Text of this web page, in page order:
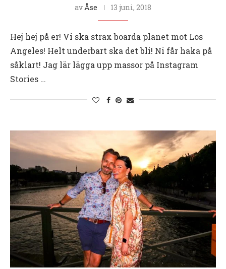
av Åse 13 juni, 2018
Hej hej på er! Vi ska strax boarda planet mot Los
Angeles! Helt underbart ska det bli! Ni får haka på
såklart! Jag lär lägga upp massor på Instagram
Stories …